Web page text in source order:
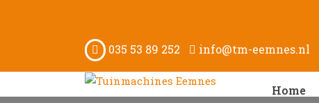
035 53 89 252 info@tm-eemnes.nl
Home